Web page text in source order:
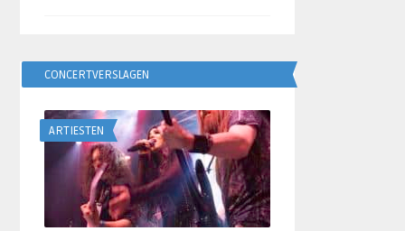
CONCERTVERSLAGEN
ARTIESTEN